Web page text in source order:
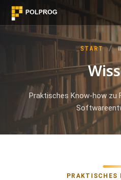
Praktisches Know-how zu
START
PRAKTISCHES